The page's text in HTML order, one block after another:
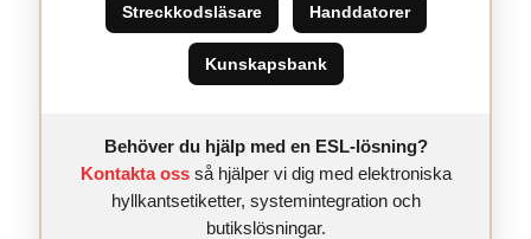
Streckkodsläsare Handdatorer
Kunskapsbank
Behöver du hjälp med en ESL-lösning?
Kontakta oss så hjälper vi dig med elektroniska
hyllkantsetiketter, systemintegration och
butikslösningar.